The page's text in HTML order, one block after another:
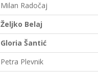
Milan Radočaj
Željko Belaj
Gloria Šantić
Petra Plevnik